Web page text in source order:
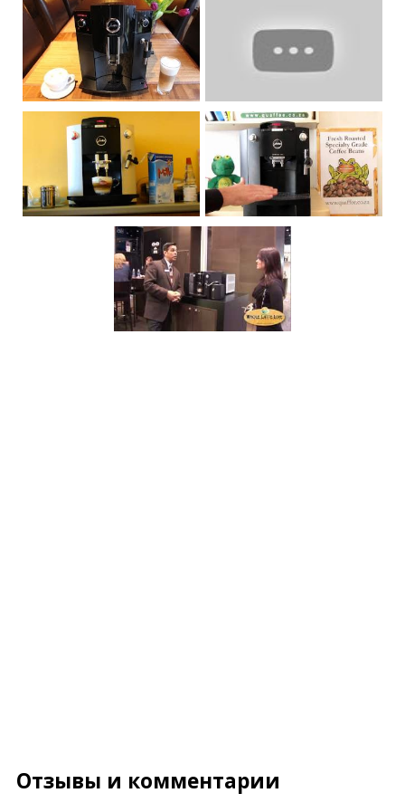
Отзывы и комментарии